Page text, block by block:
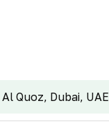
Al Quoz, Dubai, UAE